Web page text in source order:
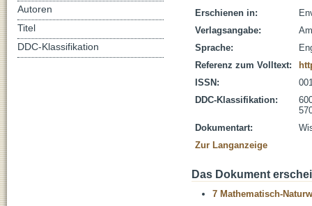
Erschienen in:
Verlagsangabe:
Sprache:
Referenz zum Volltext:
ISSN:
DDC-Klassifikation:
Dokumentart:
Zur Langanzeige
Das Dokument
7 Mathematisch-
Autoren
Titel
DDC-Klassifikation